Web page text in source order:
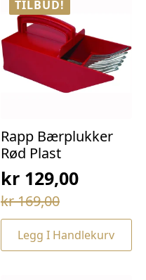
TILBUD!
Rapp Bærplukker
Rød Plast
kr169,00
Opprinnelig
pris
var:
kr129,00
Nåværende
pris
er:Legg I Handlekurv